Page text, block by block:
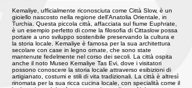
Kemaliye, ufficialmente riconosciuta come Città Slow, è un
gioiello nascosto nella regione dell'Anatolia Orientale, in
Turchia. Questa piccola città, affacciata sul fiume Euphrate,
è un esempio perfetto di come la filosofia di Cittaslow possa
portare a uno sviluppo sostenibile preservando la cultura e
la storia locale. Kemaliye è famosa per la sua architettura
secolare con case in legno ornate, che sono state
mantenute fedelmente nel corso dei secoli. La città ospita
anche il noto Museo Kemaliye Tas Evi, dove i visitatori
possono conoscere la storia locale attraverso esibizioni di
artigianato, costumi e stili di vita tradizionali. La città è altresì
rinomata per la sua ricca cucina locale, con specialità come il